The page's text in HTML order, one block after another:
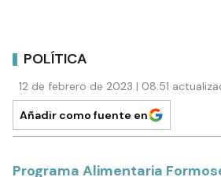
POLÍTICA
12 de febrero de 2023 | 08:51
Añadir como fuente en
Programa Alimentaria